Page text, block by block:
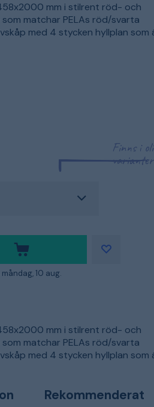
mm i stilrent röd- och
matchar PELAs röd/svarta
med 4 stycken hyllplan som
Finns i
varianter
10 aug.
mm i stilrent röd- och
matchar PELAs röd/svarta
med 4 stycken hyllplan som
Rekommenderat